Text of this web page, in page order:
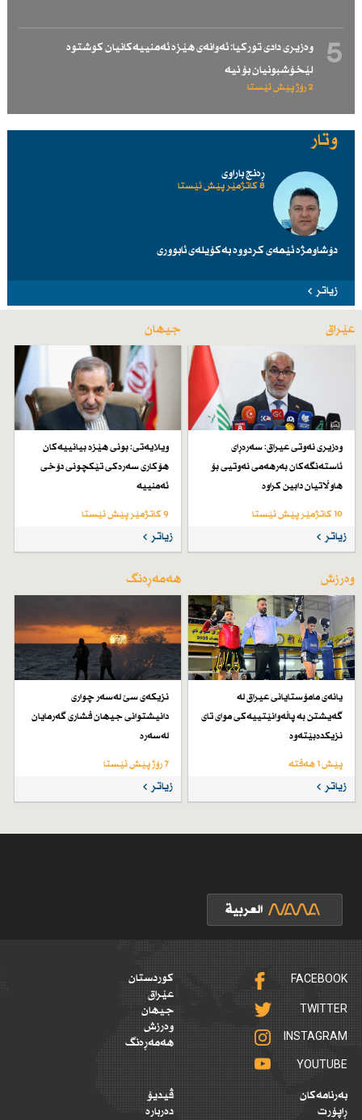
5
وەزیری دادی توركیا: ئەوانەی هێزە ئەمنییەكانیان كوشتوە
لێخۆشبونیان بۆ نیە
2 رۆژ پێش ئێستا
وتار
ڕەنج باراوی
8 کاتژمێر پێش ئێستا
دۆشاومژە ئێمەی کردووە بەکۆیلەی ئابووری
زیاتر
عێراق
وەزیری نەوتی عیراق: سەرەڕای
ئاستەنگەكان بەرهەمی نەوتیی بۆ
هاوڵاتیان دابین كراوە
10 کاتژمێر پێش ئێستا
زیاتر
جیهان
ویلایەتی: بونی هێزە بیانییەكان
هۆكاری سەرەكی تێكچونی دۆخی
ئەمنییە
9 کاتژمێر پێش ئێستا
زیاتر
وەرزش
یانەی مامۆستایانی عیراق لە
گەیشتن بە پاڵەوانێتییەكی موای تای
نزیكدەبێتەوە
پێش 1 هەفتە
زیاتر
هەمەڕەنگ
نزیكەی سێ لەسەر چواری
دانیشتوانی جیهان فشاری گەرمایان
لەسەرە
7 رۆژ پێش ئێستا
زیاتر
FACEBOOK
TWITTER
INSTAGRAM
YOUTUBE
کوردستان
عێراق
جیهان
وەرزش
هەمەڕەنگ
بەرنامەکان
ڕاپۆرت
ڤیدیۆ
دەربارە